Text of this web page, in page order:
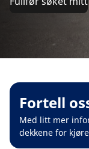
Fortell
Med litt mer
dekkene for